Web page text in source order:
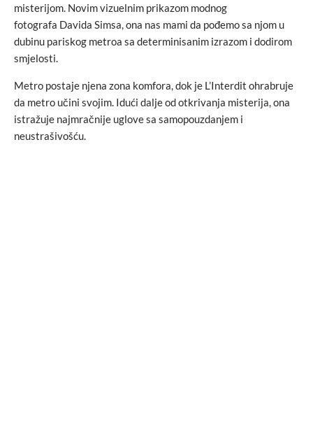
misterijom. Novim vizuelnim prikazom modnog
fotografa Davida Simsa, ona nas mami da pođemo sa njom u
dubinu pariskog metroa sa determinisanim izrazom i dodirom
smjelosti.
Metro postaje njena zona komfora, dok je L’Interdit ohrabruje
da metro učini svojim. Idući dalje od otkrivanja misterija, ona
istražuje najmračnije uglove sa samopouzdanjem i
neustrašivošću.